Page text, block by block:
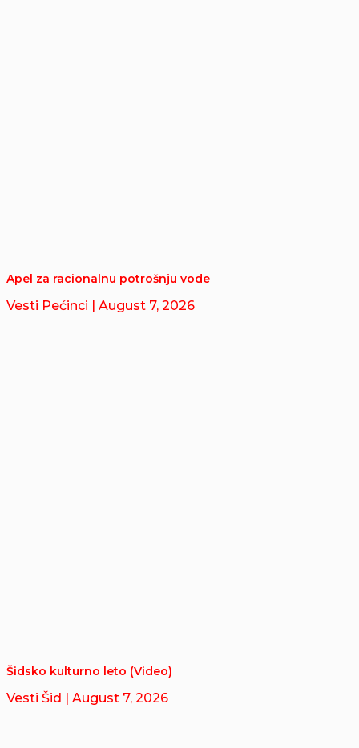
Apel za racionalnu potrošnju vode
Vesti Pećinci | August 7, 2026
Šidsko kulturno leto (Video)
Vesti Šid | August 7, 2026